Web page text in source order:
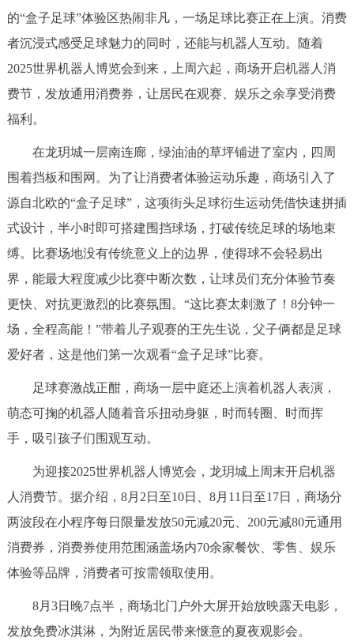
12345网上接诉即办 我要咨询 我要建议
走进北京
北京概况 十六区概览 人文北京
绿色北京 图说北京 视频北京
多语种
ENGLISH 한국어 日本語
ESPAÑOL العربية PORTUGUÊS
ITALIANO
回到顶部
的“盒子足球”体验区热闹非凡，一场足球比赛正在上演。消费
者沉浸式感受足球魅力的同时，还能与机器人互动。随着
2025世界机器人博览会到来，上周六起，商场开启机器人消
费节，发放通用消费券，让居民在观赛、娱乐之余享受消费
福利。
在龙玥城一层南连廊，绿油油的草坪铺进了室内，四周
围着挡板和围网。为了让消费者体验运动乐趣，商场引入了
源自北欧的“盒子足球”，这项街头足球衍生运动凭借快速拼插
式设计，半小时即可搭建围挡球场，打破传统足球的场地束
缚。比赛场地没有传统意义上的边界，使得球不会轻易出
界，能最大程度减少比赛中断次数，让球员们充分体验节奏
更快、对抗更激烈的比赛氛围。“这比赛太刺激了！8分钟一
场，全程高能！”带着儿子观赛的王先生说，父子俩都是足球
爱好者，这是他们第一次观看“盒子足球”比赛。
足球赛激战正酣，商场一层中庭还上演着机器人表演，
萌态可掬的机器人随着音乐扭动身躯，时而转圈、时而挥
手，吸引孩子们围观互动。
为迎接2025世界机器人博览会，龙玥城上周末开启机器
人消费节。据介绍，8月2日至10日、8月11日至17日，商场分
两波段在小程序每日限量发放50元减20元、200元减80元通用
消费券，消费券使用范围涵盖场内70余家餐饮、零售、娱乐
体验等品牌，消费者可按需领取使用。
8月3日晚7点半，商场北门户外大屏开始放映露天电影，
发放免费冰淇淋，为附近居民带来惬意的夏夜观影会。